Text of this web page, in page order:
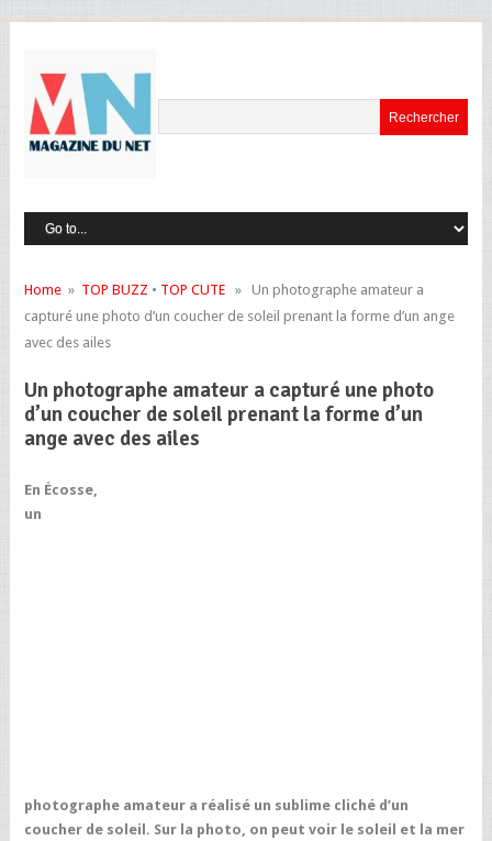
Home» TOP BUZZ • TOP CUTE» Un photographe amateur a
capturé une photo d’un coucher de soleil prenant la forme d’un ange
avec des ailes
Un photographe amateur a capturé une photo
d’un coucher de soleil prenant la forme d’un
ange avec des ailes
En Écosse,
un
photographe amateur a réalisé un sublime cliché d’un
coucher de soleil. Sur la photo, on peut voir le soleil et la mer